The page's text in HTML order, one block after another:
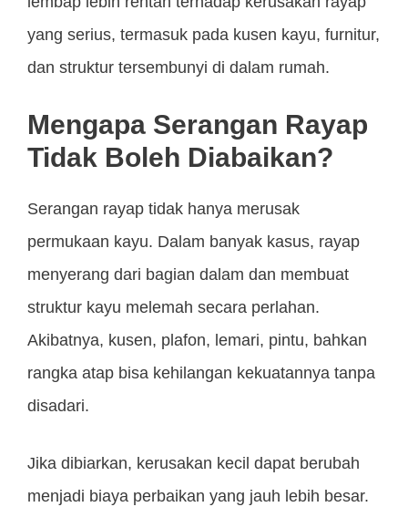
yang serius, termasuk pada kusen kayu, furnitur,
dan struktur tersembunyi di dalam rumah.
Mengapa Serangan Rayap
Tidak Boleh Diabaikan?
Serangan rayap tidak hanya merusak
permukaan kayu. Dalam banyak kasus, rayap
menyerang dari bagian dalam dan membuat
struktur kayu melemah secara perlahan.
Akibatnya, kusen, plafon, lemari, pintu, bahkan
rangka atap bisa kehilangan kekuatannya tanpa
disadari.
Jika dibiarkan, kerusakan kecil dapat berubah
menjadi biaya perbaikan yang jauh lebih besar.